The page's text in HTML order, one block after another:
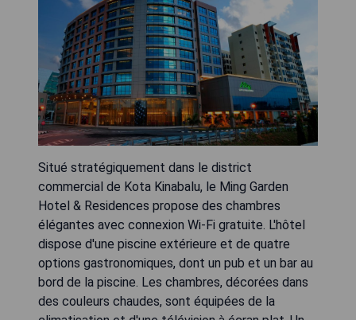
Situé stratégiquement dans le district
commercial de Kota Kinabalu, le Ming Garden
Hotel & Residences propose des chambres
élégantes avec connexion Wi-Fi gratuite. L'hôtel
dispose d'une piscine extérieure et de quatre
options gastronomiques, dont un pub et un bar au
bord de la piscine. Les chambres, décorées dans
des couleurs chaudes, sont équipées de la